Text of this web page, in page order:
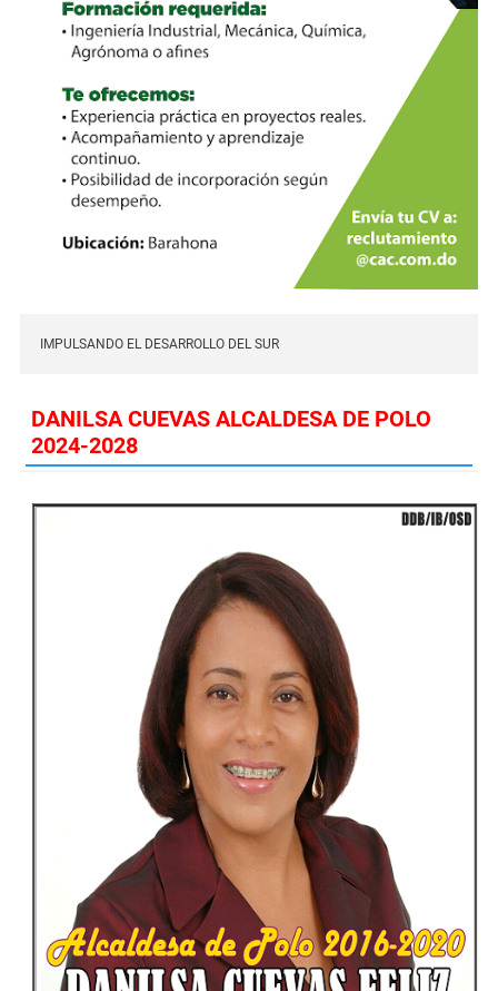
IMPULSANDO EL DESARROLLO DEL SUR
DANILSA CUEVAS ALCALDESA DE POLO
2024-2028